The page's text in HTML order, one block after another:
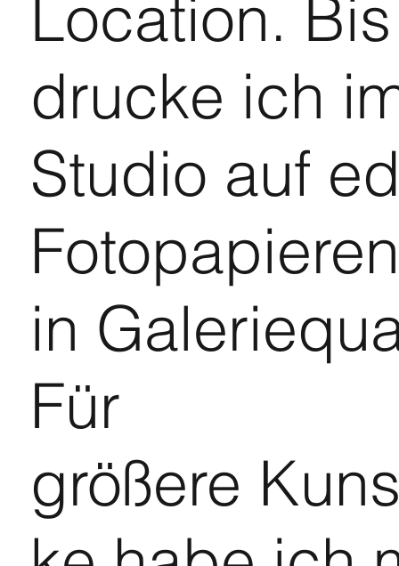
Location.
drucke ich
Studio auf
in
Für
größere